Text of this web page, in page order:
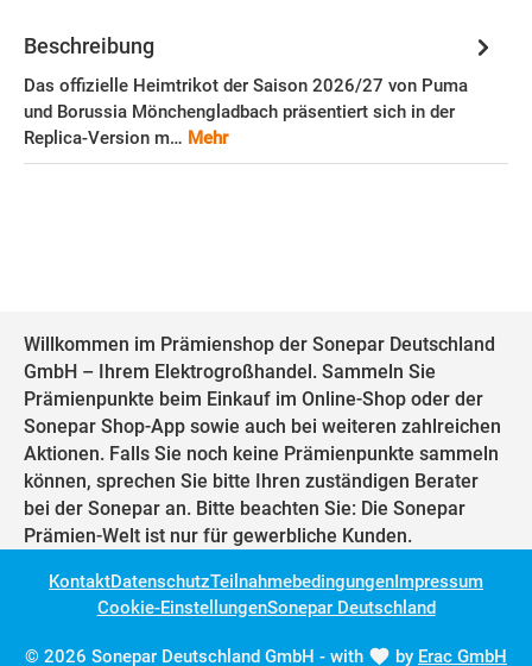
Beschreibung
Das offizielle Heimtrikot der Saison 2026/27 von Puma
und Borussia Mönchengladbach präsentiert sich in der
Replica-Version m… Mehr
Willkommen im Prämienshop der Sonepar Deutschland
GmbH – Ihrem Elektrogroßhandel. Sammeln Sie
Prämienpunkte beim Einkauf im Online-Shop oder der
Sonepar Shop-App sowie auch bei weiteren zahlreichen
Aktionen. Falls Sie noch keine Prämienpunkte sammeln
können, sprechen Sie bitte Ihren zuständigen Berater
bei der Sonepar an. Bitte beachten Sie: Die Sonepar
Prämien-Welt ist nur für gewerbliche Kunden.
© 2026 Sonepar Deutschland GmbH - with by Erac GmbH
KontaktDatenschutzTeilnahmebedingungenImpressum
Cookie-EinstellungenSonepar Deutschland